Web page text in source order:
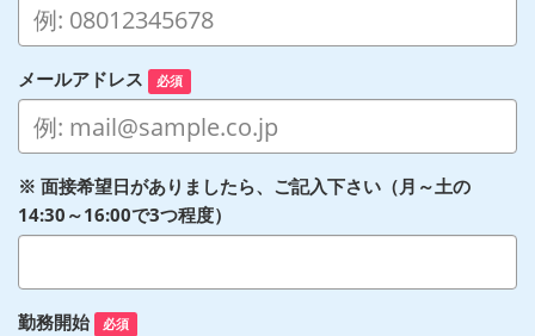
メールアドレス 必須
※ 面接希望日がありましたら、ご記入下さい（月～土の
14:30～16:00で3つ程度）
勤務開始 必須